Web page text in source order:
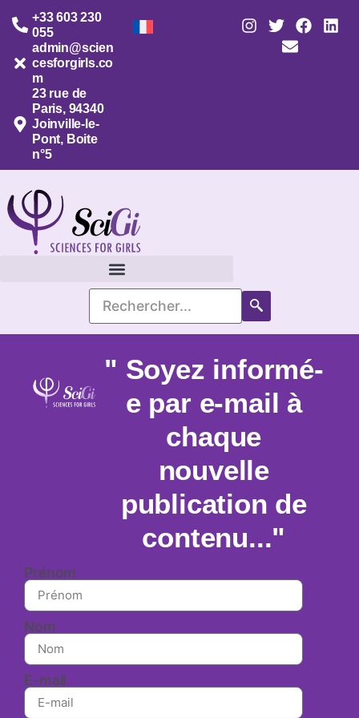
+33 603 230
055
admin@scien
cesforgirls.co
m
23 rue de
Paris, 94340
Joinville-le-
Pont, Boite
n°5
" Soyez informé-
e par e-mail à
chaque
nouvelle
publication de
contenu..."
Prénom
Nom
E-mail